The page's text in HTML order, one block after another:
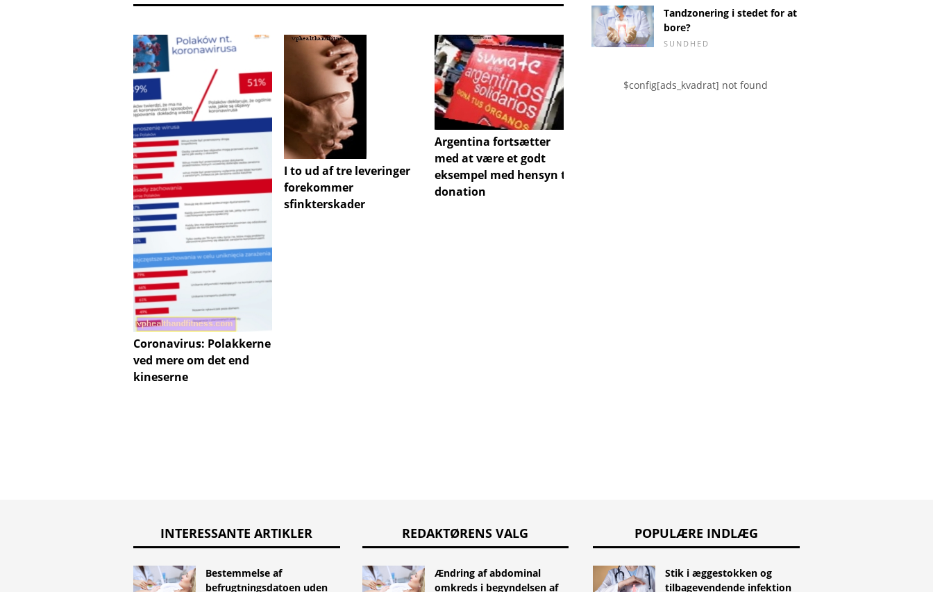
Coronavirus: Polakkerne
ved mere om det end
kineserne
I to ud af tre leveringer
forekommer
sfinkterskader
Argentina fortsætter
med at være et godt
eksempel med hensyn til
donation
Tandzonering i stedet for at
bore?
SUNDHED
$config[ads_kvadrat] not found
INTERESSANTE ARTIKLER
Bestemmelse af
befrugtningsdatoen uden
REDAKTØRENS VALG
Ændring af abdominal
omkreds i begyndelsen af ​​
POPULÆRE INDLÆG
Stik i æggestokken og
tilbagevendende infektion